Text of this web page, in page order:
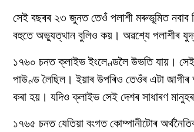
সেই বছৰৰ ২৩ জুনত তেওঁ পলাশী মৰুভূমিত নবাব
বহুতে অভ্যুত্থান বুলিও কয়। অৱশ্যে পলাশীৰ
১৭৬০ চনত ক্লাইভ ইংলেণ্ডলৈ উভতি যায়।
পাউণ্ড লৈছিল। ইয়াৰ উপৰিও তেওঁৰ এটা
কৰা হয়। যদিও ক্লাইভ সেই দেশৰ সাধাৰণ
১৭৬৫ চনত যেতিয়া বংগত কোম্পানীটোৰ